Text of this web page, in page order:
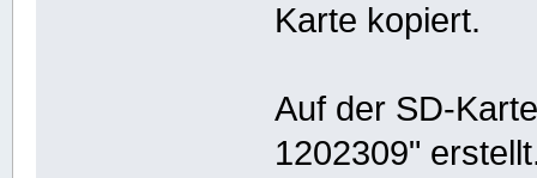
Karte kopiert.
Auf der SD-
1202309"